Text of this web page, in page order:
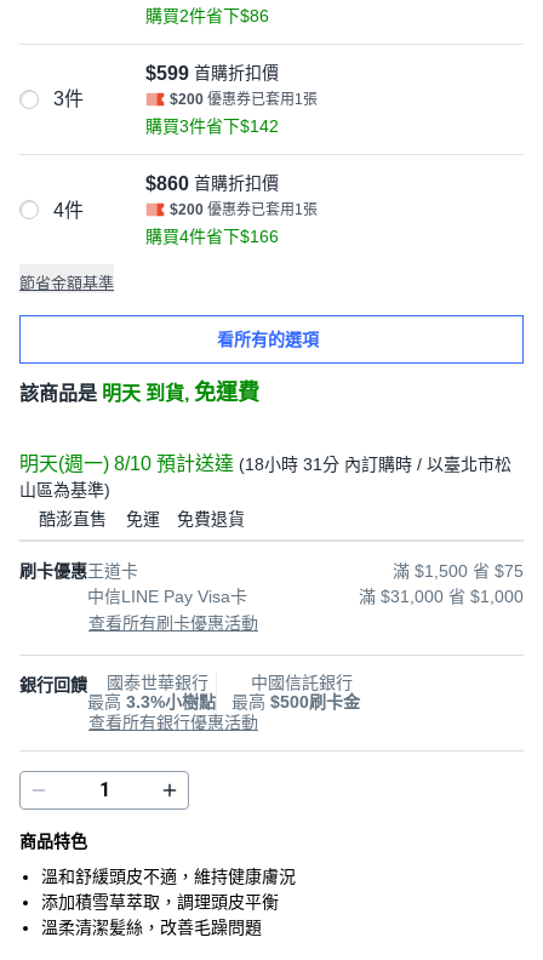
購買2件省下$86
3件
$599 首購折扣價
$200 優惠券已套用1張
購買3件省下$142
4件
$860 首購折扣價
$200 優惠券已套用1張
購買4件省下$166
節省金額基準
看所有的選項
該商品是 明天 到貨, 免運費
明天(週一) 8/10 預計送達 (18小時 31分 內訂購時 / 以臺北市松
山區為基準)
酷澎直售 免運 免費退貨
刷卡優惠王道卡
滿 $1,500 省 $75
中信LINE Pay Visa卡
滿 $31,000 省 $1,000
查看所有刷卡優惠活動
銀行回饋
國泰世華銀行
最高 3.3%小樹點
中國信託銀行
最高 $500刷卡金
查看所有銀行優惠活動
商品特色
溫和舒緩頭皮不適，維持健康膚況
添加積雪草萃取，調理頭皮平衡
溫柔清潔髪絲，改善毛躁問題